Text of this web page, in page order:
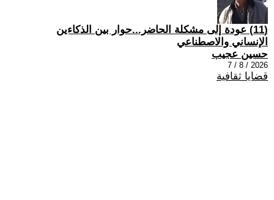
(11) عودة إلى مشكلة الحاضر...حوار بين الذكاءين
الإنساني والاصطناعي
حسين عجيب
2026 / 8 / 7
قضايا ثقافية